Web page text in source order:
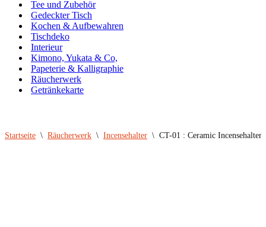
Tee und Zubehör
Gedeckter Tisch
Kochen & Aufbewahren
Tischdeko
Interieur
Kimono, Yukata & Co,
Papeterie & Kalligraphie
Räucherwerk
Getränkekarte
Startseite \ Räucherwerk \ Incensehalter \ CT-01 : Ceramic Incensehalter